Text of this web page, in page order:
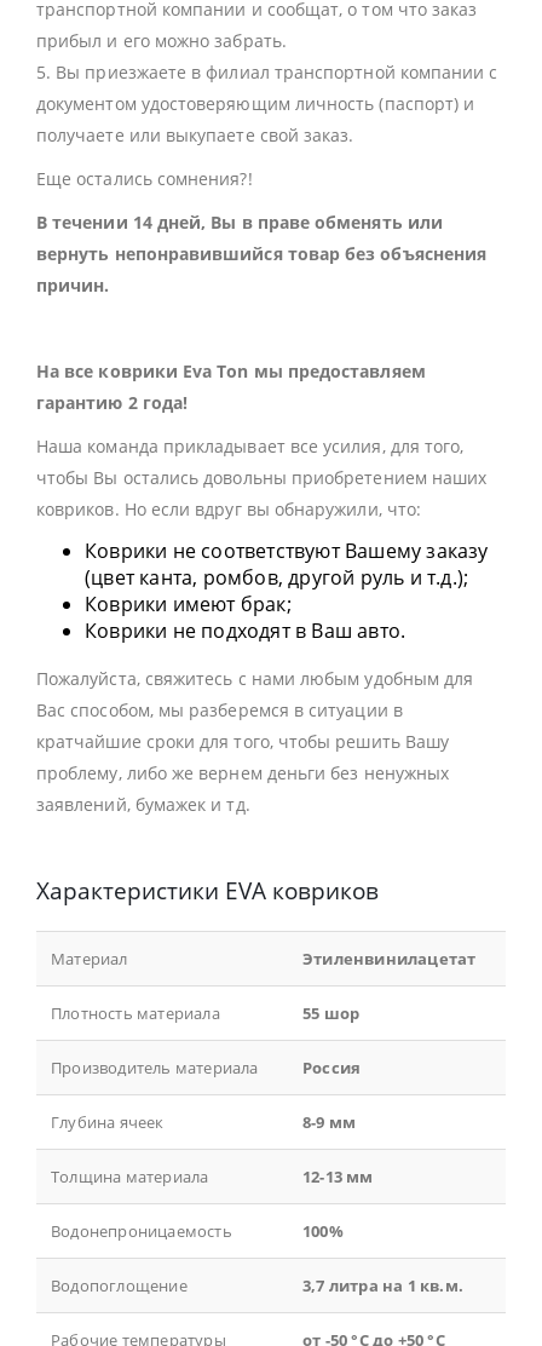
транспортной компании и сообщат, о том что заказ
прибыл и его можно забрать.
5. Вы приезжаете в филиал транспортной компании с
документом удостоверяющим личность (паспорт) и
получаете или выкупаете свой заказ.
Еще остались сомнения?!
В течении 14 дней, Вы в праве обменять или
вернуть непонравившийся товар без объяснения
причин.
На все коврики Eva Ton мы предоставляем
гарантию 2 года!
Наша команда прикладывает все усилия, для того,
чтобы Вы остались довольны приобретением наших
ковриков. Но если вдруг вы обнаружили, что:
Коврики не соответствуют Вашему заказу
(цвет канта, ромбов, другой руль и т.д.);
Коврики имеют брак;
Коврики не подходят в Ваш авто.
Пожалуйста, свяжитесь с нами любым удобным для
Вас способом, мы разберемся в ситуации в
кратчайшие сроки для того, чтобы решить Вашу
проблему, либо же вернем деньги без ненужных
заявлений, бумажек и тд.
Характеристики EVA ковриков
Материал Этиленвинилацетат
Плотность материала 55 шор
Производитель материала Россия
Глубина ячеек 8-9 мм
Толщина материала 12-13 мм
Водонепроницаемость 100%
Водопоглощение 3,7 литра на 1 кв.м.
Рабочие температуры от -50 °С до +50 °С